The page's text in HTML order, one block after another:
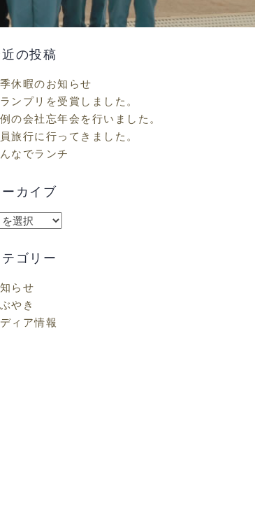
の投稿
休暇のお知らせ
ンプリを受賞しました。
の会社忘年会を行いました。
旅行に行ってきました。
なでランチ
カイブ
テゴリー
らせ
やき
ィア情報